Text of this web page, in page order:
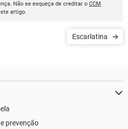
Não se esqueça de creditar o CCM
artigo.
Escarlatina
prevenção